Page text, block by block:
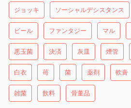
ジョッキ ソーシャルデシスタンス
ビール ファンタジー マル
悪玉菌 決済 灰皿 煙管
白衣 苺 菌 薬剤 軟膏
雑菌 飲料 骨董品